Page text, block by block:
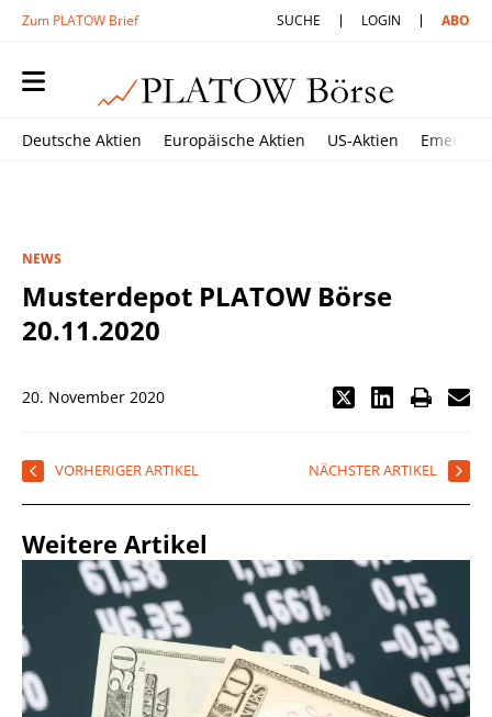
Zum PLATOW Brief SUCHE LOGIN ABO
Deutsche Aktien Europäische Aktien US-Aktien
NEWS
Musterdepot PLATOW Börse
20.11.2020
20. November 2020
VORHERIGER ARTIKEL NÄCHSTER ARTIKEL
Weitere Artikel